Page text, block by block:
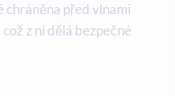
chráněna před vlnami
z ní dělá bezpečné